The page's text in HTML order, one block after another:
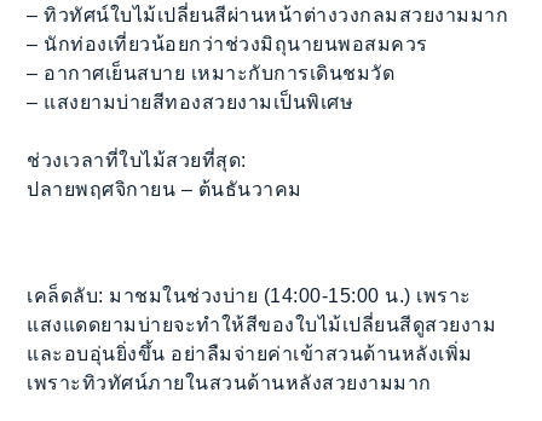
– ทิวทัศน์ใบไม้เปลี่ยนสีผ่านหน้าต่างวงกลมสวยงามมาก
– นักท่องเที่ยวน้อยกว่าช่วงมิถุนายนพอสมควร
– อากาศเย็นสบาย เหมาะกับการเดินชมวัด
– แสงยามบ่ายสีทองสวยงามเป็นพิเศษ
ช่วงเวลาที่ใบไม้สวยที่สุด:
ปลายพฤศจิกายน – ต้นธันวาคม
เคล็ดลับ: มาชมในช่วงบ่าย (14:00-15:00 น.) เพราะ
แสงแดดยามบ่ายจะทำให้สีของใบไม้เปลี่ยนสีดูสวยงาม
และอบอุ่นยิ่งขึ้น อย่าลืมจ่ายค่าเข้าสวนด้านหลังเพิ่ม
เพราะทิวทัศน์ภายในสวนด้านหลังสวยงามมาก